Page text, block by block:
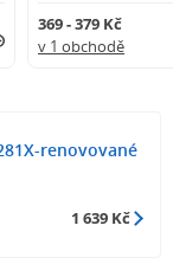
369 - 379 Kč
v 1 obchodě
renovované
1 639 Kč